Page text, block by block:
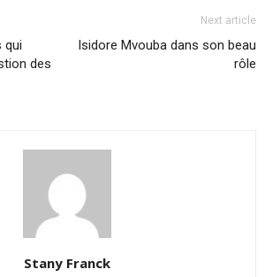
qui
des
Next article
Isidore Mvouba dans son beau
rôle
Stany Franck